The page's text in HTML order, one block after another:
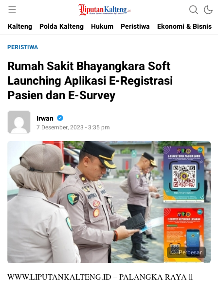
Liputan Kalteng
Akurat, Terpercaya & Independent
Kalteng
Polda Kalteng Hukum Peristiwa Ekonomi & Bisnis
PERISTIWA
Rumah Sakit Bhayangkara Soft
Launching Aplikasi E-Registrasi
Pasien dan E-Survey
Irwan
7 Desember, 2023 - 3:35 pm
Perbesar
WWW.LIPUTANKALTENG.ID – PALANGKA RAYA ll